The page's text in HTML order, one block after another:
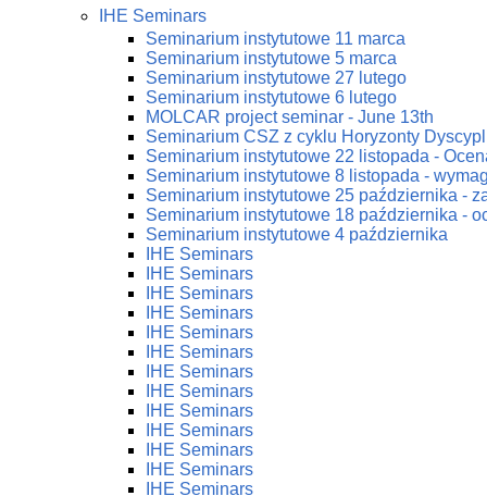
IHE Seminars
Seminarium instytutowe 11 marca
Seminarium instytutowe 5 marca
Seminarium instytutowe 27 lutego
Seminarium instytutowe 6 lutego
MOLCAR project seminar - June 13th
Seminarium CSZ z cyklu Horyzonty
Seminarium instytutowe 22 listopada -
Seminarium instytutowe 8 listopada -
Seminarium instytutowe 25 października -
Seminarium instytutowe 18 października -
Seminarium instytutowe 4 października
IHE Seminars
IHE Seminars
IHE Seminars
IHE Seminars
IHE Seminars
IHE Seminars
IHE Seminars
IHE Seminars
IHE Seminars
IHE Seminars
IHE Seminars
IHE Seminars
IHE Seminars